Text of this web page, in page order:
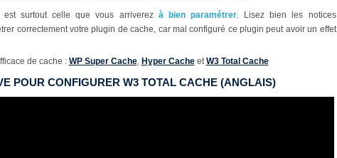
est surtout celle que vous arriverez à bien paramétrer. Lisez bien les notices
correctement votre plugin de cache, car mal configuré ce plugin peut avoir un effet
de cache : WP Super Cache, Hyper CacheetW3 Total Cache
POUR CONFIGURER W3 TOTAL CACHE (ANGLAIS)